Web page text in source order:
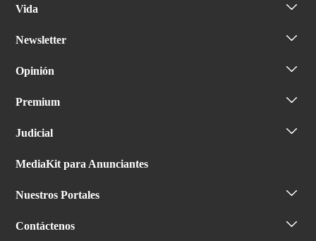
Vida
Newsletter
Opinión
Premium
Judicial
MediaKit para Anunciantes
Nuestros Portales
Contáctenos